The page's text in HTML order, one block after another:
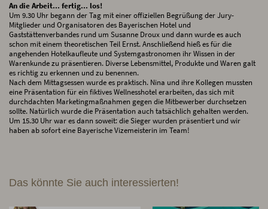
An die Arbeit... fertig... los!
Um 9.30 Uhr begann der Tag mit einer offiziellen Begrüßung der Jury-
Mitglieder und Organisatoren des Bayerischen Hotel und
Gaststättenverbandes rund um Susanne Droux und dann wurde es auch
schon mit einem theoretischen Teil Ernst. Anschließend hieß es für die
angehenden Hotelkaufleute und Systemgastronomen ihr Wissen in der
Warenkunde zu präsentieren. Diverse Lebensmittel, Produkte und Waren galt
es richtig zu erkennen und zu benennen.
Nach dem Mittagsessen wurde es praktisch. Nina und ihre Kollegen mussten
eine Präsentation für ein fiktives Wellnesshotel erarbeiten, das sich mit
durchdachten Marketingmaßnahmen gegen die Mitbewerber durchsetzen
sollte. Natürlich wurde die Präsentation auch tatsächlich gehalten werden.
Um 15.30 Uhr war es dann soweit: die Sieger wurden präsentiert und wir
haben ab sofort eine Bayerische Vizemeisterin im Team!
Das könnte Sie auch interessierten!